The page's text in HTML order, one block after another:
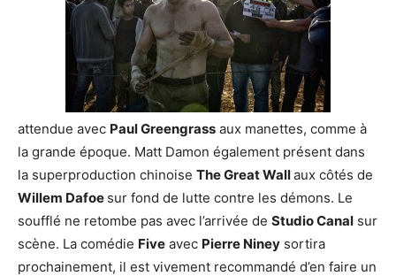
attendue avec Paul Greengrass aux manettes, comme à
la grande époque. Matt Damon également présent dans
la superproduction chinoise The Great Wallaux côtés de
Willem Dafoe sur fond de lutte contre les démons. Le
soufflé ne retombe pas avec l’arrivée de Studio Canal sur
scène. La comédie Five avec Pierre Niney sortira
prochainement, il est vivement recommandé d’en faire un